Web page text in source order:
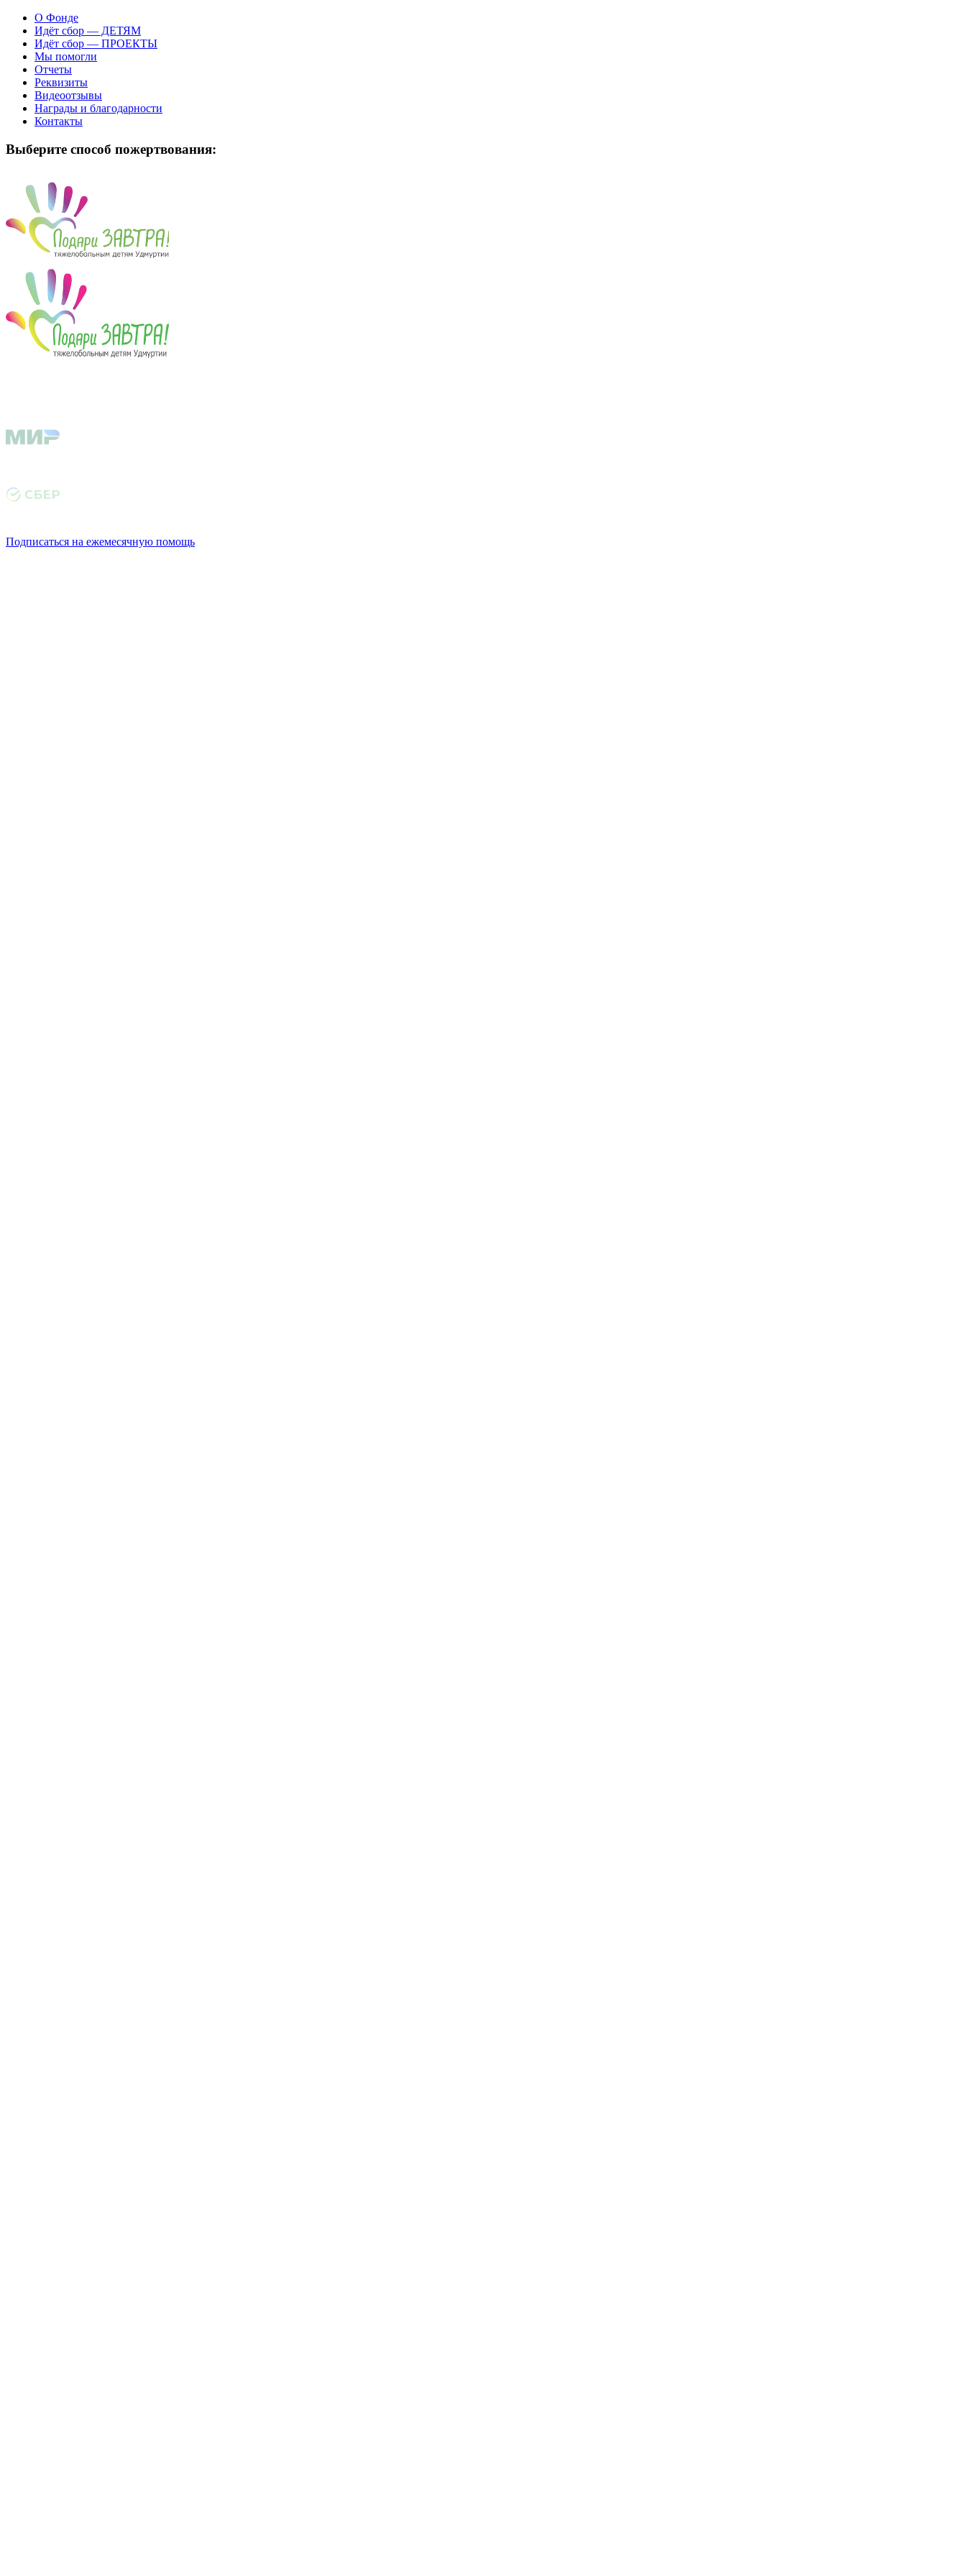
О Фонде
Идёт сбор — ДЕТЯМ
Идёт сбор — ПРОЕКТЫ
Мы помогли
Отчеты
Реквизиты
Видеоотзывы
Награды и благодарности
Контакты
Выберите способ пожертвования:
Подписаться на ежемесячную помощь